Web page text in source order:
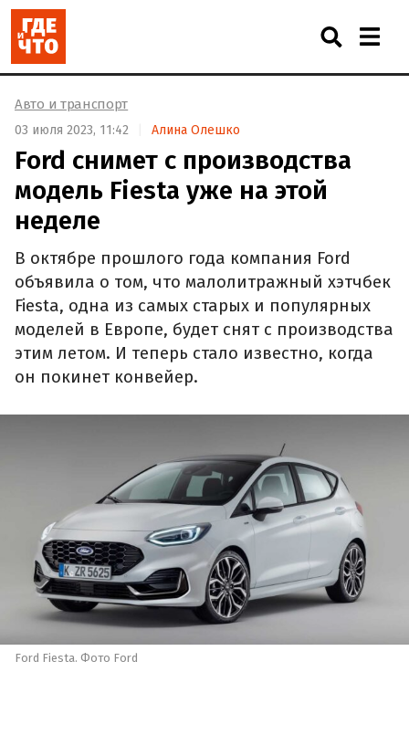
Авто и транспорт
03 июля 2023, 11:42 Алина Олешко
Ford снимет с производства
модель Fiesta уже на этой
неделе
В октябре прошлого года компания Ford
объявила о том, что малолитражный хэтчбек
Fiesta, одна из самых старых и популярных
моделей в Европе, будет снят с производства
этим летом. И теперь стало известно, когда
он покинет конвейер.
Ford Fiesta. Фото Ford